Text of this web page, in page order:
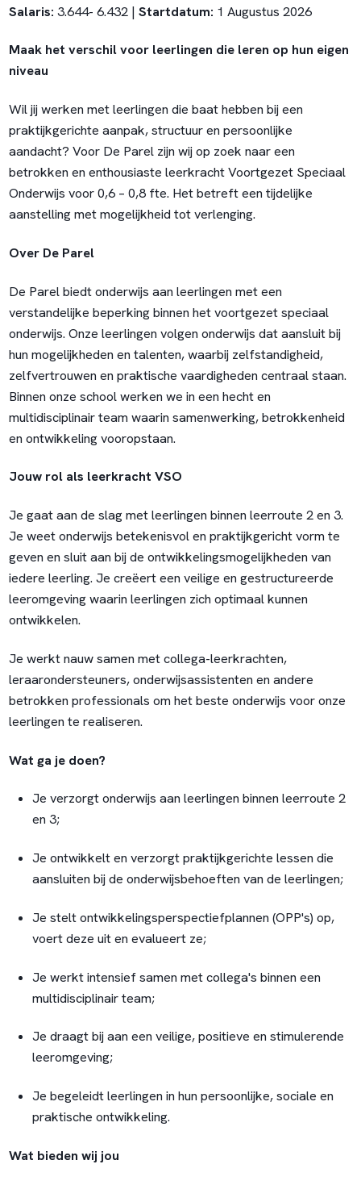
Salaris: 3.644- 6.432 | Startdatum: 1 Augustus 2026
Maak het verschil voor leerlingen die leren op hun eigen
niveau
Wil jij werken met leerlingen die baat hebben bij een
praktijkgerichte aanpak, structuur en persoonlijke
aandacht? Voor De Parel zijn wij op zoek naar een
betrokken en enthousiaste leerkracht Voortgezet Speciaal
Onderwijs voor 0,6 – 0,8 fte. Het betreft een tijdelijke
aanstelling met mogelijkheid tot verlenging.
Over De Parel
De Parel biedt onderwijs aan leerlingen met een
verstandelijke beperking binnen het voortgezet speciaal
onderwijs. Onze leerlingen volgen onderwijs dat aansluit bij
hun mogelijkheden en talenten, waarbij zelfstandigheid,
zelfvertrouwen en praktische vaardigheden centraal staan.
Binnen onze school werken we in een hecht en
multidisciplinair team waarin samenwerking, betrokkenheid
en ontwikkeling vooropstaan.
Jouw rol als leerkracht VSO
Je gaat aan de slag met leerlingen binnen leerroute 2 en 3.
Je weet onderwijs betekenisvol en praktijkgericht vorm te
geven en sluit aan bij de ontwikkelingsmogelijkheden van
iedere leerling. Je creëert een veilige en gestructureerde
leeromgeving waarin leerlingen zich optimaal kunnen
ontwikkelen.
Je werkt nauw samen met collega-leerkrachten,
leraarondersteuners, onderwijsassistenten en andere
betrokken professionals om het beste onderwijs voor onze
leerlingen te realiseren.
Wat ga je doen?
Je verzorgt onderwijs aan leerlingen binnen leerroute 2
en 3;
Je ontwikkelt en verzorgt praktijkgerichte lessen die
aansluiten bij de onderwijsbehoeften van de leerlingen;
Je stelt ontwikkelingsperspectiefplannen (OPP's) op,
voert deze uit en evalueert ze;
Je werkt intensief samen met collega's binnen een
multidisciplinair team;
Je draagt bij aan een veilige, positieve en stimulerende
leeromgeving;
Je begeleidt leerlingen in hun persoonlijke, sociale en
praktische ontwikkeling.
Wat bieden wij jou